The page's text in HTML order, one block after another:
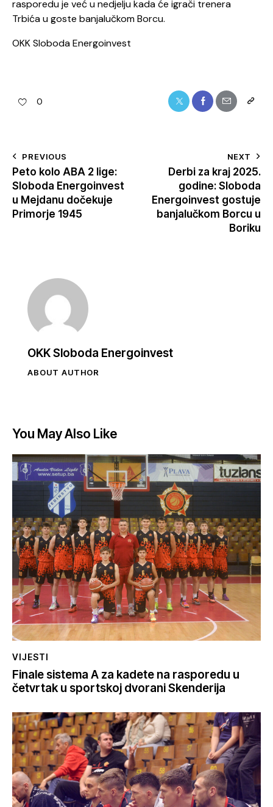
rasporedu je već u nedjelju kada će igrači trenera
Trbića u goste banjalučkom Borcu.
OKK Sloboda Energoinvest
0
PREVIOUS
Peto kolo ABA 2 lige:
Sloboda Energoinvest
u Mejdanu dočekuje
Primorje 1945
NEXT
Derbi za kraj 2025.
godine: Sloboda
Energoinvest gostuje
banjalučkom Borcu u
Boriku
OKK Sloboda Energoinvest
ABOUT AUTHOR
You May Also Like
VIJESTI
Finale sistema A za kadete na rasporedu u
četvrtak u sportskoj dvorani Skenderija